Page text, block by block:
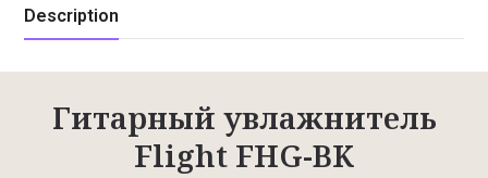
Description
Гитарный увлажнитель
Flight FHG-BK